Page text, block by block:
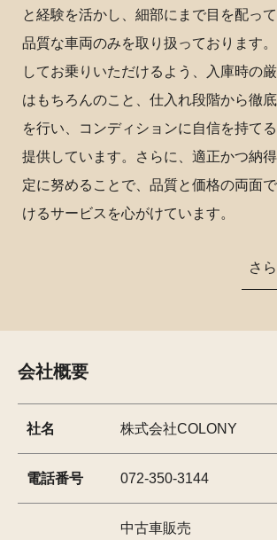
と経験を活かし、細部にまで目を配っ
品質な車両のみを取り扱っております
してお乗りいただけるよう、入庫時の
はもちろんのこと、仕入れ段階から徹
を行い、コンディションに自信を持て
提供しています。さらに、適正かつ納
定に努めることで、品質と価格の両面
けるサービスを心がけています。
さ
会社概要
社名 株式会社COLONY
電話番号 072-350-3144
中古車販売